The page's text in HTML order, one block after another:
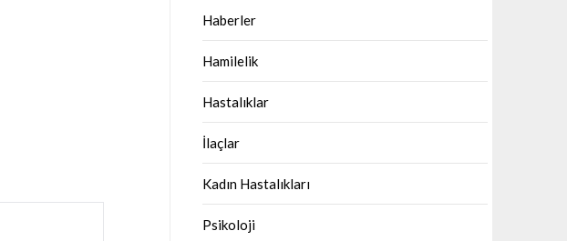
Haberler
Hamilelik
Hastalıklar
İlaçlar
Kadın Hastalıkları
Psikoloji